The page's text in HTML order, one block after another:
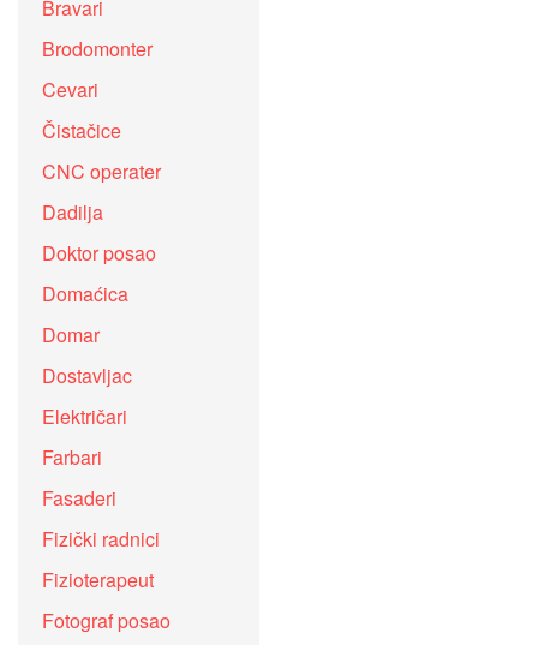
Bravari
Brodomonter
Cevari
Čistačice
CNC operater
Dadilja
Doktor posao
Domaćica
Domar
Dostavljac
Električari
Farbari
Fasaderi
Fizički radnici
Fizioterapeut
Fotograf posao